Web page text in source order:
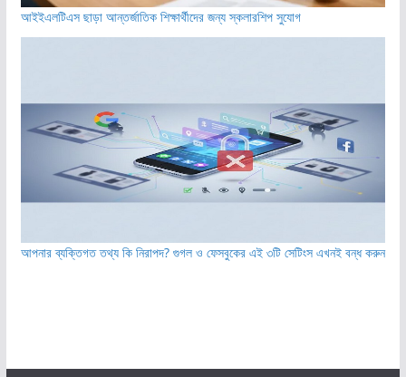
আইইএলটিএস ছাড়া আন্তর্জাতিক শিক্ষার্থীদের জন্য স্কলারশিপ সুযোগ
আপনার ব্যক্তিগত তথ্য কি নিরাপদ? গুগল ও ফেসবুকের এই ৩টি সেটিংস এখনই বন্ধ করুন